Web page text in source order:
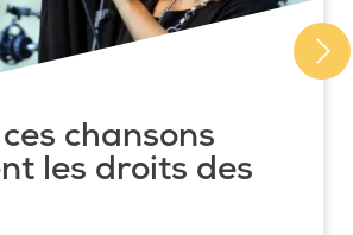
chansons
les droits des